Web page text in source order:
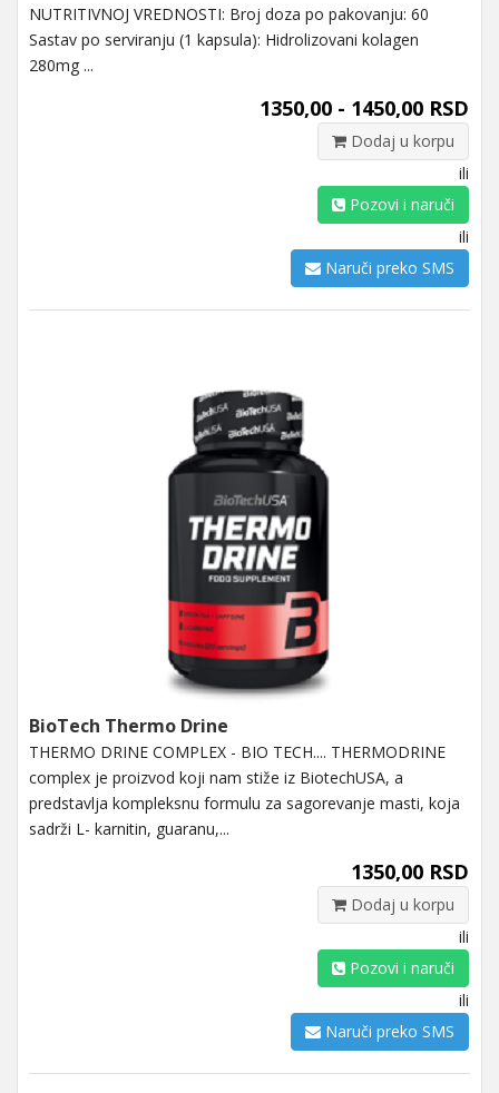
NUTRITIVNOJ VREDNOSTI: Broj doza po pakovanju: 60
Sastav po serviranju (1 kapsula): Hidrolizovani kolagen
280mg ...
1350,00 - 1450,00 RSD
Dodaj u korpu
ili
Pozovi i naruči
ili
Naruči preko SMS
BioTech Thermo Drine
THERMO DRINE COMPLEX - BIO TECH.... THERMODRINE
complex je proizvod koji nam stiže iz BiotechUSA, a
predstavlja kompleksnu formulu za sagorevanje masti, koja
sadrži L- karnitin, guaranu,...
1350,00 RSD
Dodaj u korpu
ili
Pozovi i naruči
ili
Naruči preko SMS